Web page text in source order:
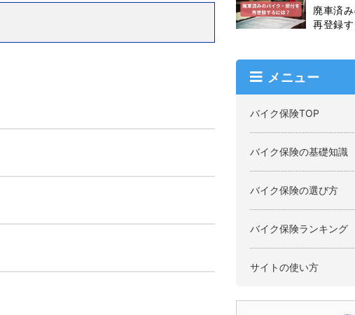
廃車済
再登録
メニュー
バイク保険TOP
バイク保険の基礎知識
バイク保険の選び方
バイク保険ランキング
サイトの使い方